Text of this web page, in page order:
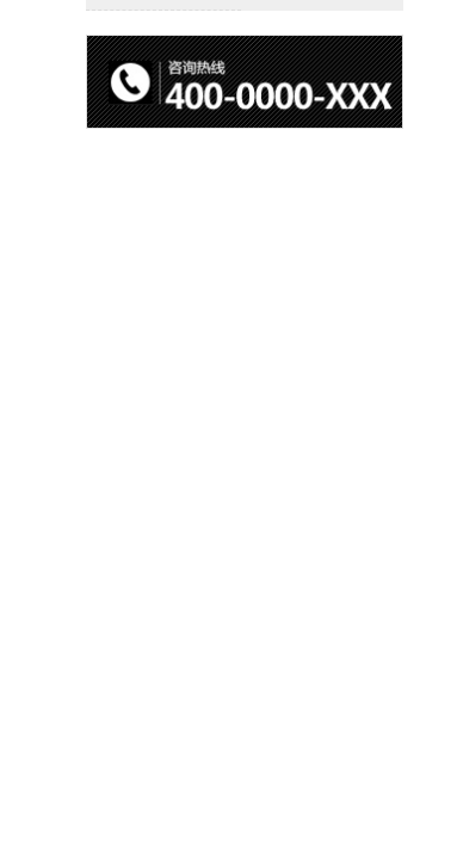
程类项目报价
6，工程类检测收费
标准详解